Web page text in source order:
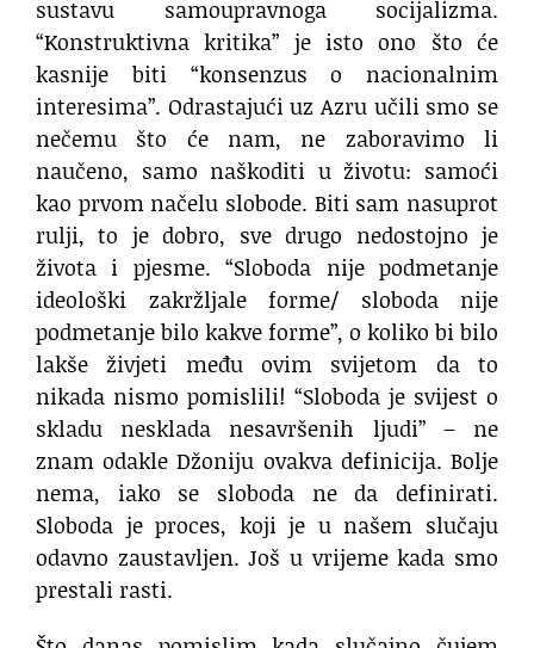
sustavu samoupravnoga socijalizma.
“Konstruktivna kritika” je isto ono što će
kasnije biti “konsenzus o nacionalnim
interesima”. Odrastajući uz Azru učili smo se
nečemu što će nam, ne zaboravimo li
naučeno, samo naškoditi u životu: samoći
kao prvom načelu slobode. Biti sam nasuprot
rulji, to je dobro, sve drugo nedostojno je
života i pjesme. “Sloboda nije podmetanje
ideološki zakržljale forme/ sloboda nije
podmetanje bilo kakve forme”, o koliko bi bilo
lakše živjeti među ovim svijetom da to
nikada nismo pomislili! “Sloboda je svijest o
skladu nesklada nesavršenih ljudi” – ne
znam odakle Džoniju ovakva definicija. Bolje
nema, iako se sloboda ne da definirati.
Sloboda je proces, koji je u našem slučaju
odavno zaustavljen. Još u vrijeme kada smo
prestali rasti.